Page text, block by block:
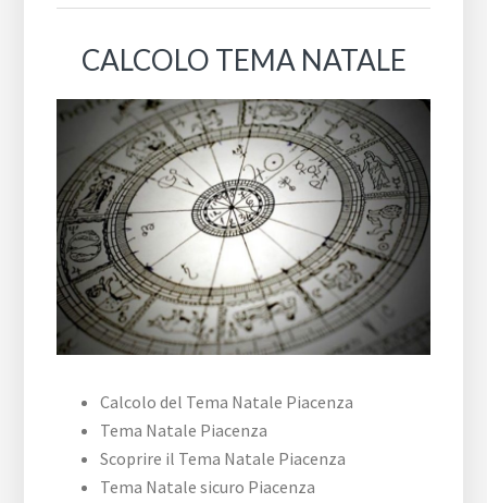
CALCOLO TEMA NATALE
Calcolo del Tema Natale Piacenza
Tema Natale Piacenza
Scoprire il Tema Natale Piacenza
Tema Natale sicuro Piacenza